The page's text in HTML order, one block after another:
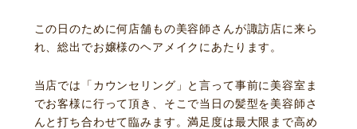
この日のために何店舗もの美容師さんが諏訪店に来ら
れ、総出でお嬢様のヘアメイクにあたります。
当店では「カウンセリング」と言って事前に美容室ま
でお客様に行って頂き、そこで当日の髪型を美容師さ
んと打ち合わせて臨みます。満足度は最大限まで高め